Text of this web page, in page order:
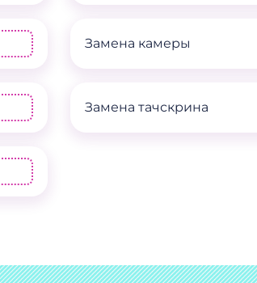
Замена камеры
Замена тачскрина